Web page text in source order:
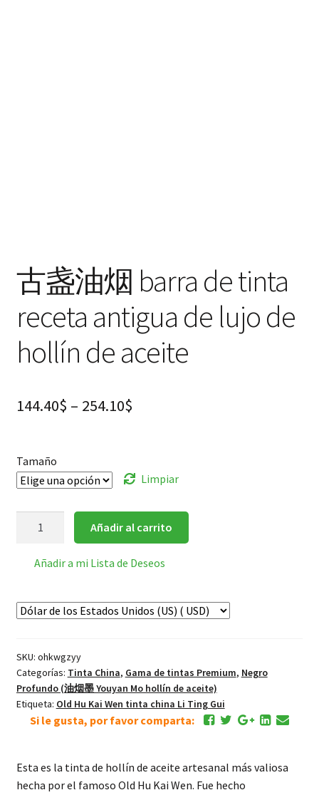
古盏油烟 barra de tinta
receta antigua de lujo de
hollín de aceite
144.40$ – 254.10$
Tamaño
Limpiar
de
antigua
de
lujo
aceite
cantidad
Añadir al carrito
Añadir a mi Lista de Deseos
SKU: ohkwgzyy
Categorías: Tinta China, Gama de tintas Premium, Negro
Profundo (油烟墨 Youyan Mo hollín de aceite)
Etiqueta: Old Hu Kai Wen tinta china Li Ting Gui
Si le gusta, por favor comparta:
Esta es la tinta de hollín de aceite artesanal más valiosa
hecha por el famoso Old Hu Kai Wen. Fue hecho